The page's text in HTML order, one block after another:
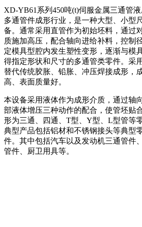
XD-YB61系列450吨(t)伺服金属三通管
多通管件成形行业，是一种大型、小型
备。通常采用直管作为初始坯料，通过
质施加高压，配合轴向进给补料，控制
定模具型腔内发生塑性变形，逐渐与模
得指定形状和尺寸的多通管类零件。采
替代传统胶胀、铅胀、冲压焊接成形，
高、表面质量好。
本设备采用液体作为成形介质，通过轴
部液体增压三种动作的配合，使管坯贴
形为三通、四通、T型、Y型、L型管等
典型产品包括铝材和不锈钢接头等典型
件。其中包括汽车以及发动机三通管件
管件、厨卫用具等。